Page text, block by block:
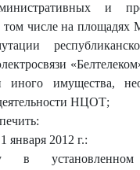
и
числе на площадях
иного имущества,
НЦОТ;
января 2012 г.:
в